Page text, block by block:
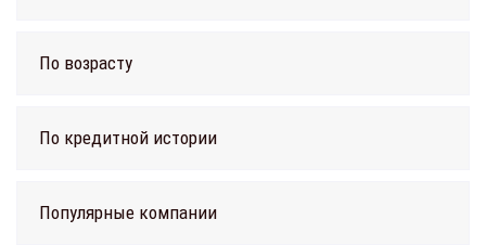
По возрасту
По кредитной истории
Популярные компании